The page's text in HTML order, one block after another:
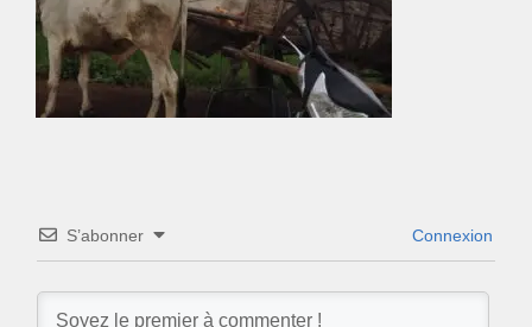
S’abonner Connexion